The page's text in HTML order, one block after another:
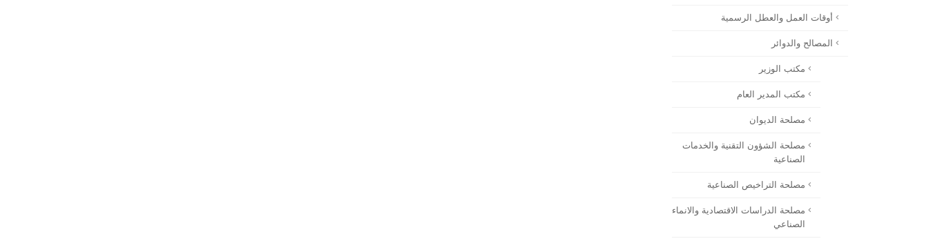
أوقات العمل والعطل الرسمية
المصالح والدوائر
مكتب الوزير
مكتب المدير العام
مصلحة الديوان
مصلحة الشؤون التقنية والخدمات
الصناعية
مصلحة التراخيص الصناعية
مصلحة الدراسات الاقتصادية والانماء
الصناعي